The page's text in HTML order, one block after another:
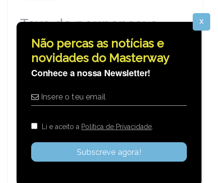
Taxa de poupança: o
grande indicador da
saúde financeira
e saúde financeira das famílias, permitindo
longo prazo, como comprar uma casa ou
garantir uma reforma tranquila. Apesar da sua
Não percas as notícias e
novidades do Masterway
Conhece a nossa Newsletter!
Li e aceito a Política de Privacidade
X